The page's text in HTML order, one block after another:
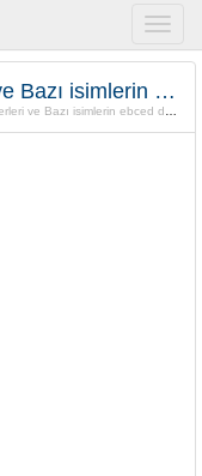
Esmaül Hüsna ebced değerleri ve Bazı isimlerin ebced değerleri
ve Bazı isimlerin ebced değerleri